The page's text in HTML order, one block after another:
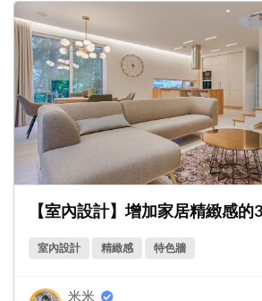
【室內設計】增加家居精緻感的
室內設計 精緻感 特色牆
米米